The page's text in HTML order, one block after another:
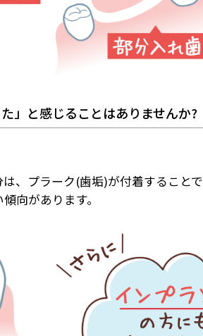
」と感じることはありませんか?
、プラーク(歯垢)が付着することで
向があります。